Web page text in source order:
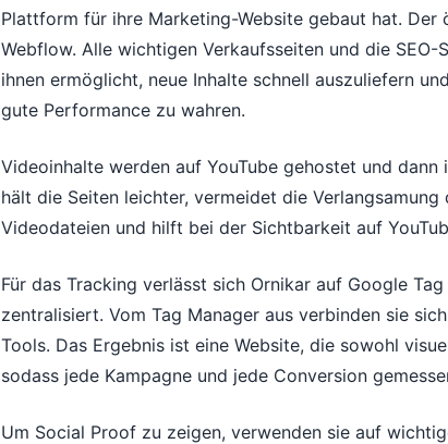
Plattform für ihre Marketing-Website gebaut hat.
Webflow. Alle wichtigen Verkaufsseiten und die
ihnen ermöglicht, neue Inhalte schnell auszuliefern
gute Performance zu wahren.
Videoinhalte werden auf YouTube gehostet und
hält die Seiten leichter, vermeidet die
Videodateien und hilft bei der Sichtbarkeit auf
Für das Tracking verlässt sich Ornikar auf Google
zentralisiert. Vom Tag Manager aus verbinden sie
Tools. Das Ergebnis ist eine Website, die sowohl
sodass jede Kampagne und jede Conversion
Um Social Proof zu zeigen, verwenden sie auf